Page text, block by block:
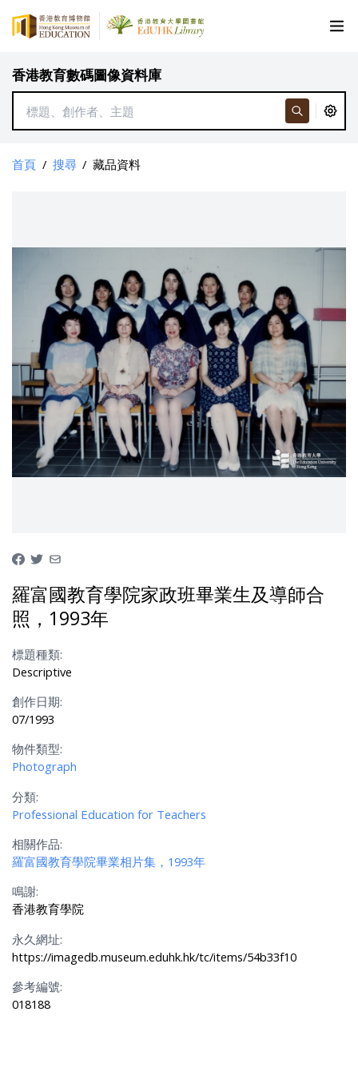
香港教育數碼圖像資料庫
首頁 / 搜尋 / 藏品資料
羅富國教育學院家政班畢業生及導師合
照，1993年
標題種類:
Descriptive
創作日期:
07/1993
物件類型:
Photograph
分類:
Professional Education for Teachers
相關作品:
羅富國教育學院畢業相片集，1993年
鳴謝:
香港教育學院
永久網址:
https://imagedb.museum.eduhk.hk/tc/items/54b33f10
參考編號:
018188